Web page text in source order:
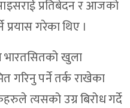
प्रतिबेदन र आजको
प्रयास गरेका थिए ।
भारतसितको खुला
गरिनु पर्ने तर्क राखेका
त्यसको उग्र बिरोध गर्दे